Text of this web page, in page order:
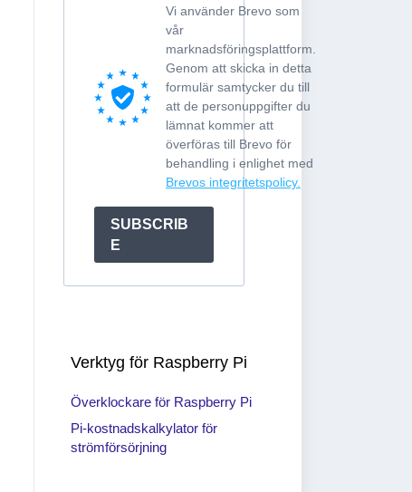
Vi använder Brevo som
vår
marknadsföringsplattform.
Genom att skicka in detta
formulär samtycker du till
att de personuppgifter du
lämnat kommer att
överföras till Brevo för
behandling i enlighet med
Brevos integritetspolicy.
SUBSCRIB
E
Verktyg för Raspberry Pi
Överklockare för Raspberry Pi
Pi-kostnadskalkylator för
strömförsörjning